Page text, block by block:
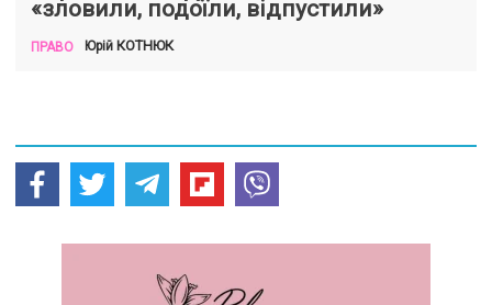
«зловили, подоїли, відпустили»
ПРАВО Юрій КОТНЮК